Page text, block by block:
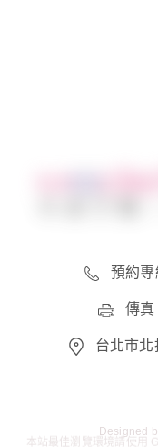
預約
傳
台北市
Designed